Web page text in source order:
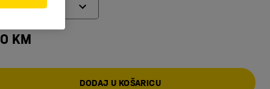
ključ
brava
KM
DODAJ U KOŠARICU